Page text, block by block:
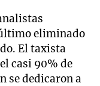
eliminado
El taxista
casi 90% de
se dedicaron a